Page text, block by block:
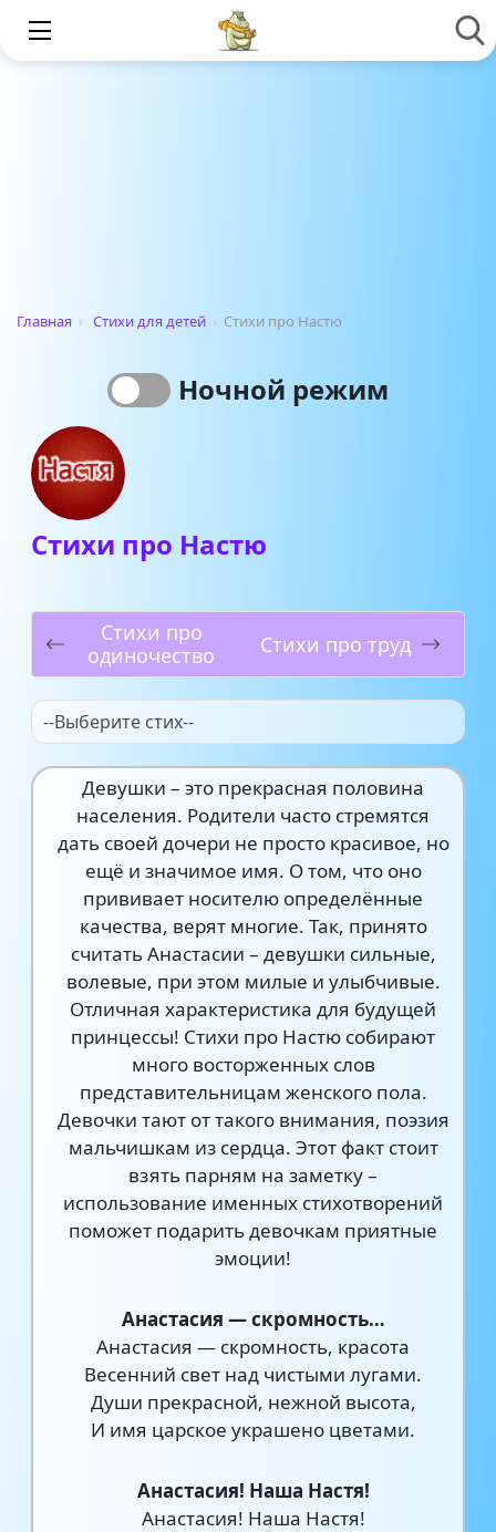
Главная › Стихи для детей › Стихи про Настю
Ночной режим
Стихи про Настю
Стихи про
одиночество
Стихи про труд
--Выберите стих--
Девушки – это прекрасная половина
населения. Родители часто стремятся
дать своей дочери не просто красивое, но
ещё и значимое имя. О том, что оно
прививает носителю определённые
качества, верят многие. Так, принято
считать Анастасии – девушки сильные,
волевые, при этом милые и улыбчивые.
Отличная характеристика для будущей
принцессы! Стихи про Настю собирают
много восторженных слов
представительницам женского пола.
Девочки тают от такого внимания, поэзия
мальчишкам из сердца. Этот факт стоит
взять парням на заметку –
использование именных стихотворений
поможет подарить девочкам приятные
эмоции!
Анастасия — скромность…
Анастасия — скромность, красота
Весенний свет над чистыми лугами.
Души прекрасной, нежной высота,
И имя царское украшено цветами.
Анастасия! Наша Настя!
Анастасия! Наша Настя!